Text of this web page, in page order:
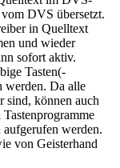
DVS übersetzt.
in Quelltext
und wieder
sofort aktiv.
Tasten(-
werden. Da alle
sind, können auch
aufgerufen werden.
von Geisterhand